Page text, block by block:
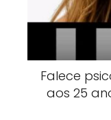
Falece
aos 25